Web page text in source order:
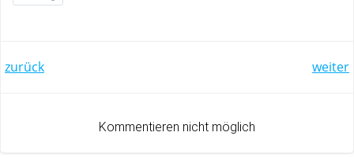
Post
navigation
zurück
navigation
weiter
Kommentieren nicht möglich